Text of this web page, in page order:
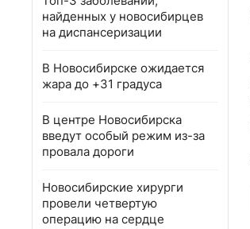
найденных у новосибирцев
на диспансеризации
В Новосибирске ожидается
жара до +31 градуса
В центре Новосибирска
введут особый режим из-за
провала дороги
Новосибирские хирурги
провели четвертую
операцию на сердце